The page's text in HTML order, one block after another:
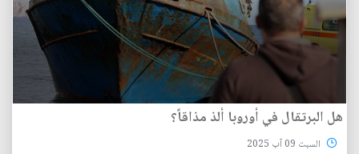
هل البرتقال في أوروبا ألذ مذاقاً؟
السبت 09 آب 2025